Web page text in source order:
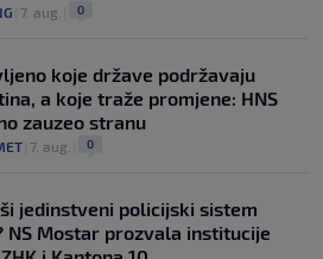
7. aug. 0
koje države podržavaju
a koje traže promjene: HNS
zauzeo stranu
7. aug. 0
jedinstveni policijski sistem
NS Mostar prozvala institucije